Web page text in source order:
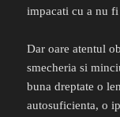
impacati cu a nu
Dar oare atentul
smecheria si
buna dreptate o
autosuficienta, o